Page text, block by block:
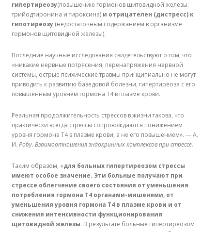
гипертиреозу(повышению гормонов щитовидной железы:
трийодтиронина и тироксина) и отрицателен (дистресс) к
гипотиреозу (недостаточным содержанием в организме
гормонов щитовидной железы).
Последние научные исследования свидетельствуют о том, что
«никакие нервные потрясения, перенапряжения нервной
системы, острые психические травмы принципиально не могут
приводить к развитию базедовой болезни, гипертиреоза с его
повышенным уровнем гормона Т4 в плазме крови.
Реальная продолжительность стрессов в жизни такова, что
практически всегда стрессы сопровождаются понижением
уровня гормона Т4 в плазме крови, а не его повышением». — А.
И. Робу. Взаимоотношения эндокринных комплексов при стрессе.
Таким образом, «для больных гипертиреозом стрессы
имеют особое значение. Эти больные получают при
стрессе облегчение своего состояния от уменьшения
потребления гормона Т4 органами-мишенями, от
уменьшения уровня гормона Т4 в плазме крови и от
снижения интенсивности функционирования
щитовидной железы. В результате больные гипертиреозом